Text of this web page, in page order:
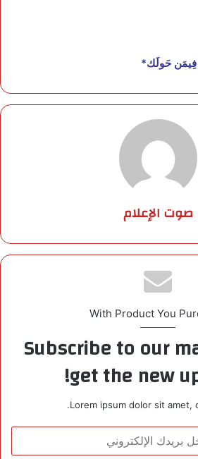
فِيمَن حَولَك*
صوت الإعلام
With Product You
Subscribe to our
get the new
Lorem ipsum dolor sit amet,